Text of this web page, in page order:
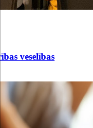
veselības